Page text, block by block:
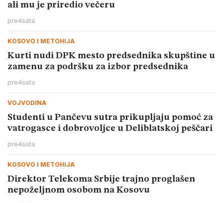
ali mu je priredio večeru
pre4sata
KOSOVO I METOHIJA
Kurti nudi DPK mesto predsednika skupštine u
zamenu za podršku za izbor predsednika
pre4sata
VOJVODINA
Studenti u Pančevu sutra prikupljaju pomoć za
vatrogasce i dobrovoljce u Deliblatskoj peščari
pre4sata
KOSOVO I METOHIJA
Direktor Telekoma Srbije trajno proglašen
nepoželjnom osobom na Kosovu